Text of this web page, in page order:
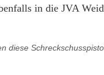
in die JVA
diese